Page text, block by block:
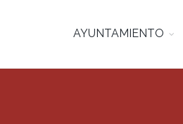
AYUNTAMIENTO